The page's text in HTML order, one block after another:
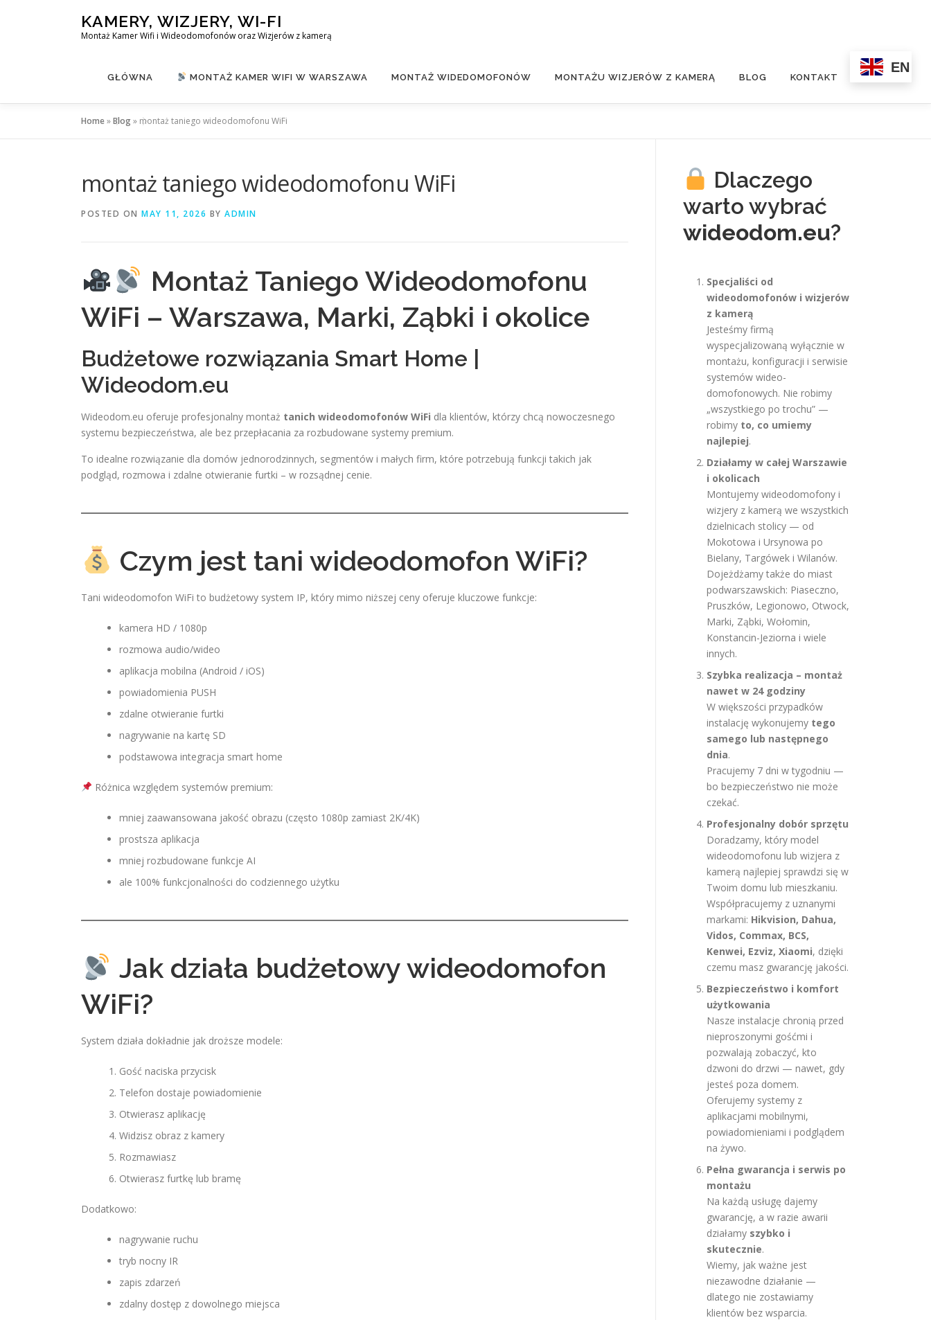
KAMERY, WIZJERY, WI-FI
Montaż Kamer Wifi i Wideodomofonów oraz Wizjerów z kamerą
GŁÓWNA MONTAŻ KAMER WIFI W WARSZAWA MONTAŻ WIDEDOMOFONÓW MONTAŻU WIZJERÓW Z KAMERĄ BLOG KONTAKT
EN
Home»Blog» montaż taniego wideodomofonu WiFi
montaż taniego wideodomofonu WiFi
POSTED ON MAY 11, 2026 BY ADMIN
Montaż Taniego Wideodomofonu
WiFi – Warszawa, Marki, Ząbki i okolice
Budżetowe rozwiązania Smart Home |
Wideodom.eu
Wideodom.eu oferuje profesjonalny montaż tanich wideodomofonów WiFi dla klientów, którzy chcą nowoczesnego
systemu bezpieczeństwa, ale bez przepłacania za rozbudowane systemy premium.
To idealne rozwiązanie dla domów jednorodzinnych, segmentów i małych firm, które potrzebują funkcji takich jak
podgląd, rozmowa i zdalne otwieranie furtki – w rozsądnej cenie.
Czym jest tani wideodomofon WiFi?
Tani wideodomofon WiFi to budżetowy system IP, który mimo niższej ceny oferuje kluczowe funkcje:
kamera HD / 1080p
rozmowa audio/wideo
aplikacja mobilna (Android / iOS)
powiadomienia PUSH
zdalne otwieranie furtki
nagrywanie na kartę SD
podstawowa integracja smart home
Różnica względem systemów premium:
mniej zaawansowana jakość obrazu (często 1080p zamiast 2K/4K)
prostsza aplikacja
mniej rozbudowane funkcje AI
ale 100% funkcjonalności do codziennego użytku
Jak działa budżetowy wideodomofon
WiFi?
System działa dokładnie jak droższe modele:
Gość naciska przycisk
Telefon dostaje powiadomienie
Otwierasz aplikację
Widzisz obraz z kamery
Rozmawiasz
Otwierasz furtkę lub bramę
Dodatkowo:
nagrywanie ruchu
tryb nocny IR
zapis zdarzeń
zdalny dostęp z dowolnego miejsca
Dlaczego
warto wybrać
wideodom.eu?
Specjaliści od
wideodomofonów i wizjerów
z kamerą
Jesteśmy firmą
wyspecjalizowaną wyłącznie w
montażu, konfiguracji i serwisie
systemów wideo-
domofonowych. Nie robimy
„wszystkiego po trochu” —
robimy to, co umiemy
najlepiej.
Działamy w całej Warszawie
i okolicach
Montujemy wideodomofony i
wizjery z kamerą we wszystkich
dzielnicach stolicy — od
Mokotowa i Ursynowa po
Bielany, Targówek i Wilanów.
Dojeżdżamy także do miast
podwarszawskich: Piaseczno,
Pruszków, Legionowo, Otwock,
Marki, Ząbki, Wołomin,
Konstancin-Jeziorna i wiele
innych.
Szybka realizacja – montaż
nawet w 24 godziny
W większości przypadków
instalację wykonujemy tego
samego lub następnego
dnia.
Pracujemy 7 dni w tygodniu —
bo bezpieczeństwo nie może
czekać.
Profesjonalny dobór sprzętu
Doradzamy, który model
wideodomofonu lub wizjera z
kamerą najlepiej sprawdzi się w
Twoim domu lub mieszkaniu.
Współpracujemy z uznanymi
markami: Hikvision, Dahua,
Vidos, Commax, BCS,
Kenwei, Ezviz, Xiaomi, dzięki
czemu masz gwarancję jakości.
Bezpieczeństwo i komfort
użytkowania
Nasze instalacje chronią przed
nieproszonymi gośćmi i
pozwalają zobaczyć, kto
dzwoni do drzwi — nawet, gdy
jesteś poza domem.
Oferujemy systemy z
aplikacjami mobilnymi,
powiadomieniami i podglądem
na żywo.
Pełna gwarancja i serwis po
montażu
Na każdą usługę dajemy
gwarancję, a w razie awarii
działamy szybko i
skutecznie.
Wiemy, jak ważne jest
niezawodne działanie —
dlatego nie zostawiamy
klientów bez wsparcia.